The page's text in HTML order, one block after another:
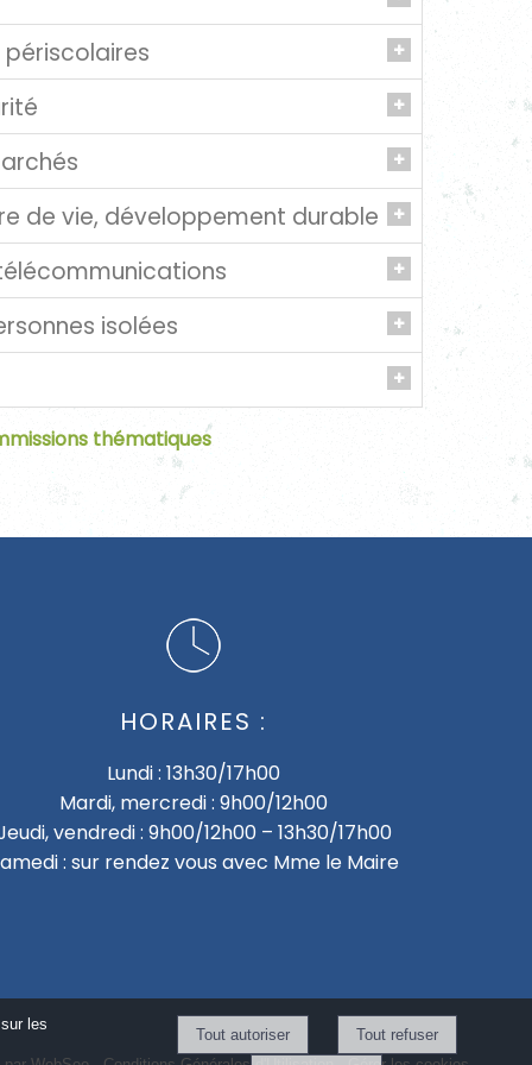
de vie, développement durable
isolées
(Présidente)
thématiques
HORAIRES :
Lundi : 13h30/17h00
Mardi, mercredi : 9h00/12h00
vendredi : 9h00/12h00 – 13h30/17h00
: sur rendez vous avec Mme le Maire
les